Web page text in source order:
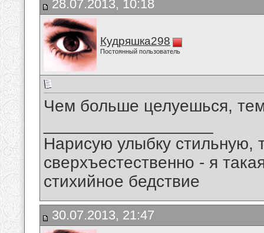
28.07.2013, 10:18
Кудряшка298
Постоянный пользователь
Чем больше целуешься,
Нарисую улыбку стильную,
сверхъестественно - я
стихийное бедствие
30.07.2013, 21:47